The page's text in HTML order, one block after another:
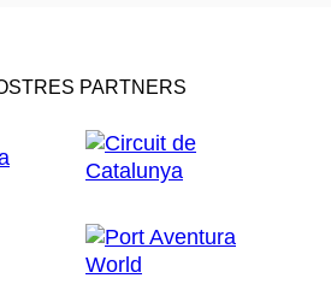
PARTNERS